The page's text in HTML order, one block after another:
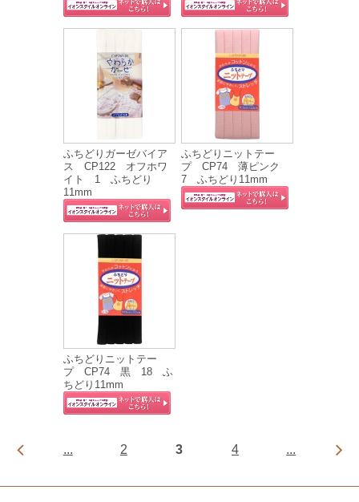
ふちどりガーゼバイア
ス CP122 オフホワ
イト 1 ふちどり
11mm
ふちどりニットテー
プ CP74 薄ピンク
7 ふちどり11mm
ふちどりニットテー
プ CP74 黒 18 ふ
ちどり11mm
... 2 3 4 ...